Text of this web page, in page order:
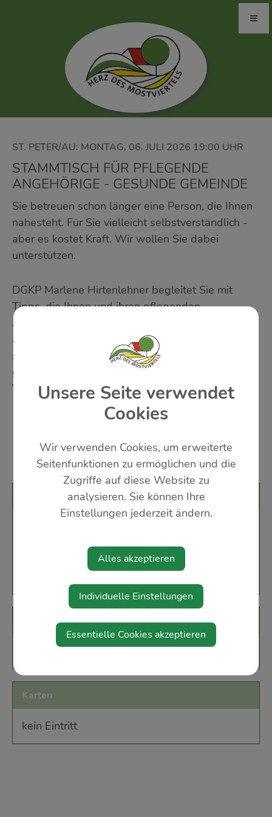
ST. PETER/AU: MONTAG, 06. JULI 2026 19:00 UHR
STAMMTISCH FÜR PFLEGENDE
ANGEHÖRIGE - GESUNDE GEMEINDE
Sie betreuen schon länger eine Person, die Ihnen
nahesteht. Für Sie vielleicht selbstverständlich -
aber es kostet Kraft. Wir wollen Sie dabei
unterstützen.
DGKP Marlene Hirtenlehner begleitet Sie mit
Tipps, die Ihnen und ihren pflegenden
Angehörigen zu Gute kommen. Jeden 1. Montag,
alle 2 Monate findet dieser Erfahrungsaustausch
statt. Wir begleiten Sie zwei Stunden in
gemütlicher Atmosphäre! Anmeldung wäre von
Vorteil: 0660/4020452
Veranstaltungsort
3352 3352 St.Peter/Au
Veranstalter
Gesunde Gemeinde
Karten
kein Eintritt
Unsere Seite verwendet
Cookies
Wir verwenden Cookies, um erweiterte
Seitenfunktionen zu ermöglichen und die
Zugriffe auf diese Website zu
analysieren. Sie können Ihre
Einstellungen jederzeit ändern.
Alles akzeptieren
Individuelle Einstellungen
Essentielle Cookies akzeptieren